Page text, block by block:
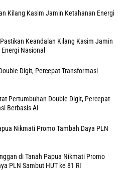
Keandalan Kilang Kasim Jamin
Nasional
Pertumbuhan Double Digit, Percepat
Berbasis AI
di Tanah Papua Nikmati Promo
PLN Sambut HUT ke 81 RI